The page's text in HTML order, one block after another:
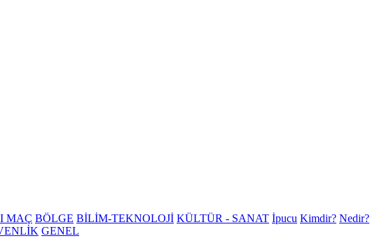
MAÇ BÖLGE BİLİM-TEKNOLOJİ KÜLTÜR - SANAT İpucu Kimdir? Nedir?
GENEL